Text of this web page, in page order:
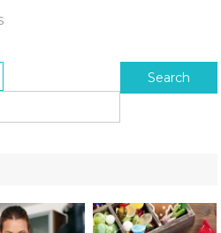
Search for: